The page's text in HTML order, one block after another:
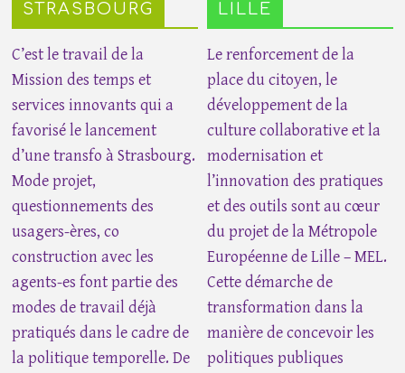
STRASBOURG
C’est le travail de la
Mission des temps et
services innovants qui a
favorisé le lancement
d’une transfo à Strasbourg.
Mode projet,
questionnements des
usagers-ères, co
construction avec les
agents-es font partie des
modes de travail déjà
pratiqués dans le cadre de
la politique temporelle. De
LILLE
Le renforcement de la
place du citoyen, le
développement de la
culture collaborative et la
modernisation et
l’innovation des pratiques
et des outils sont au cœur
du projet de la Métropole
Européenne de Lille – MEL.
Cette démarche de
transformation dans la
manière de concevoir les
politiques publiques